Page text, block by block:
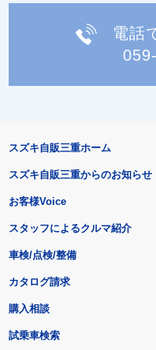
電話
スズキ自販三重ホーム
スズキ自販三重からのお知らせ
お客様Voice
スタッフによるクルマ紹介
車検/点検/整備
カタログ請求
購入相談
試乗車検索